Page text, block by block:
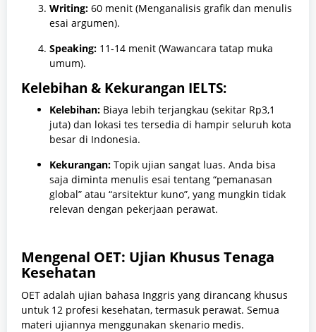
Writing: 60 menit (Menganalisis grafik dan menulis
esai argumen).
Speaking: 11-14 menit (Wawancara tatap muka
umum).
Kelebihan & Kekurangan IELTS:
Kelebihan: Biaya lebih terjangkau (sekitar Rp3,1
juta) dan lokasi tes tersedia di hampir seluruh kota
besar di Indonesia.
Kekurangan: Topik ujian sangat luas. Anda bisa
saja diminta menulis esai tentang “pemanasan
global” atau “arsitektur kuno”, yang mungkin tidak
relevan dengan pekerjaan perawat.
Mengenal OET: Ujian Khusus Tenaga
Kesehatan
OET adalah ujian bahasa Inggris yang dirancang khusus
untuk 12 profesi kesehatan, termasuk perawat. Semua
materi ujiannya menggunakan skenario medis.